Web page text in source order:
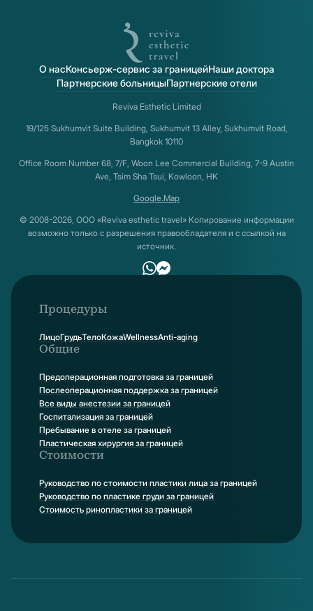
О насКонсьерж-сервис за границейНаши доктора
Партнерские больницыПартнерские отели
Reviva Esthetic Limited
19/125 Sukhumvit Suite Building, Sukhumvit 13 Alley, Sukhumvit Road,
Bangkok 10110
Office Room Number 68, 7/F, Woon Lee Commercial Building, 7-9 Austin
Ave, Tsim Sha Tsui, Kowloon, HK
Google.Map
© 2008-2026, ООО «Reviva esthetic travel» Копирование информации
возможно только с разрешения правообладателя и с ссылкой на
источник.
Процедуры
ЛицоГрудьТелоКожаWellnessAnti-aging
Общие
Предоперационная подготовка за границей
Послеоперационная поддержка за границей
Все виды анестезии за границей
Госпитализация за границей
Пребывание в отеле за границей
Пластическая хирургия за границей
Стоимости
Руководство по стоимости пластики лица за границей
Руководство по пластике груди за границей
Стоимость ринопластики за границей